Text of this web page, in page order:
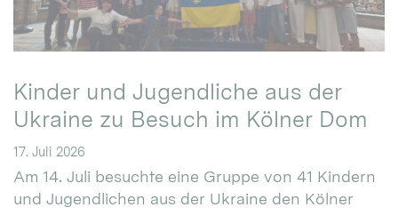
Kinder und Jugendliche aus der
Ukraine zu Besuch im Kölner Dom
17. Juli 2026
Am 14. Juli besuchte eine Gruppe von 41 Kindern
und Jugendlichen aus der Ukraine den Kölner